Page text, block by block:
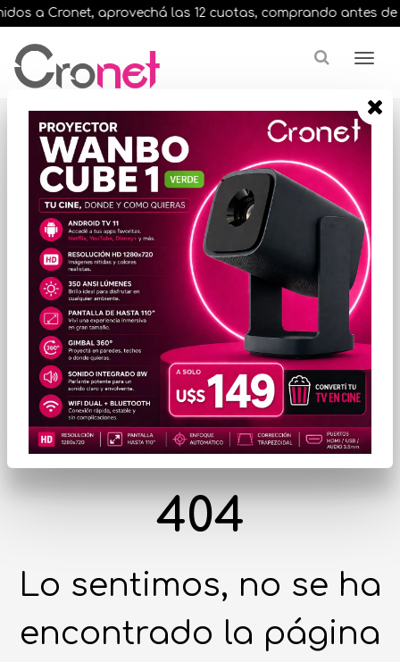
a Cronet, aprovechá las 12 cuotas, comprando antes de
404
Lo sentimos, no se ha
encontrado la página